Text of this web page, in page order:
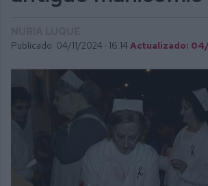
Publicado: 04/11/2024 · 16:14 Actualizado: 04/